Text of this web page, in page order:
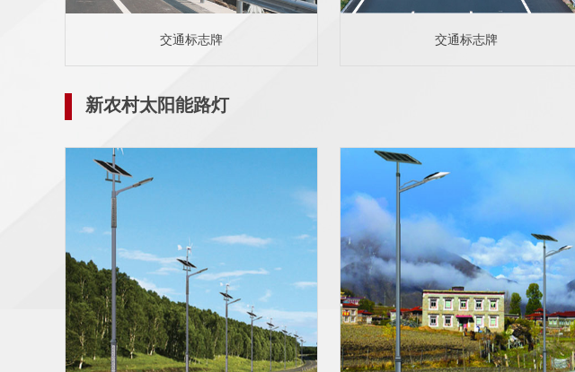
交通标志牌 交通标志牌
新农村太阳能路灯